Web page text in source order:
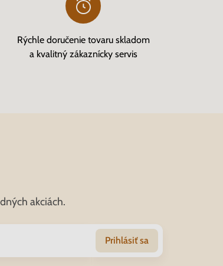
Rýchle doručenie tovaru skladom
a kvalitný zákaznícky servis
akciách.
Prihlásiť sa